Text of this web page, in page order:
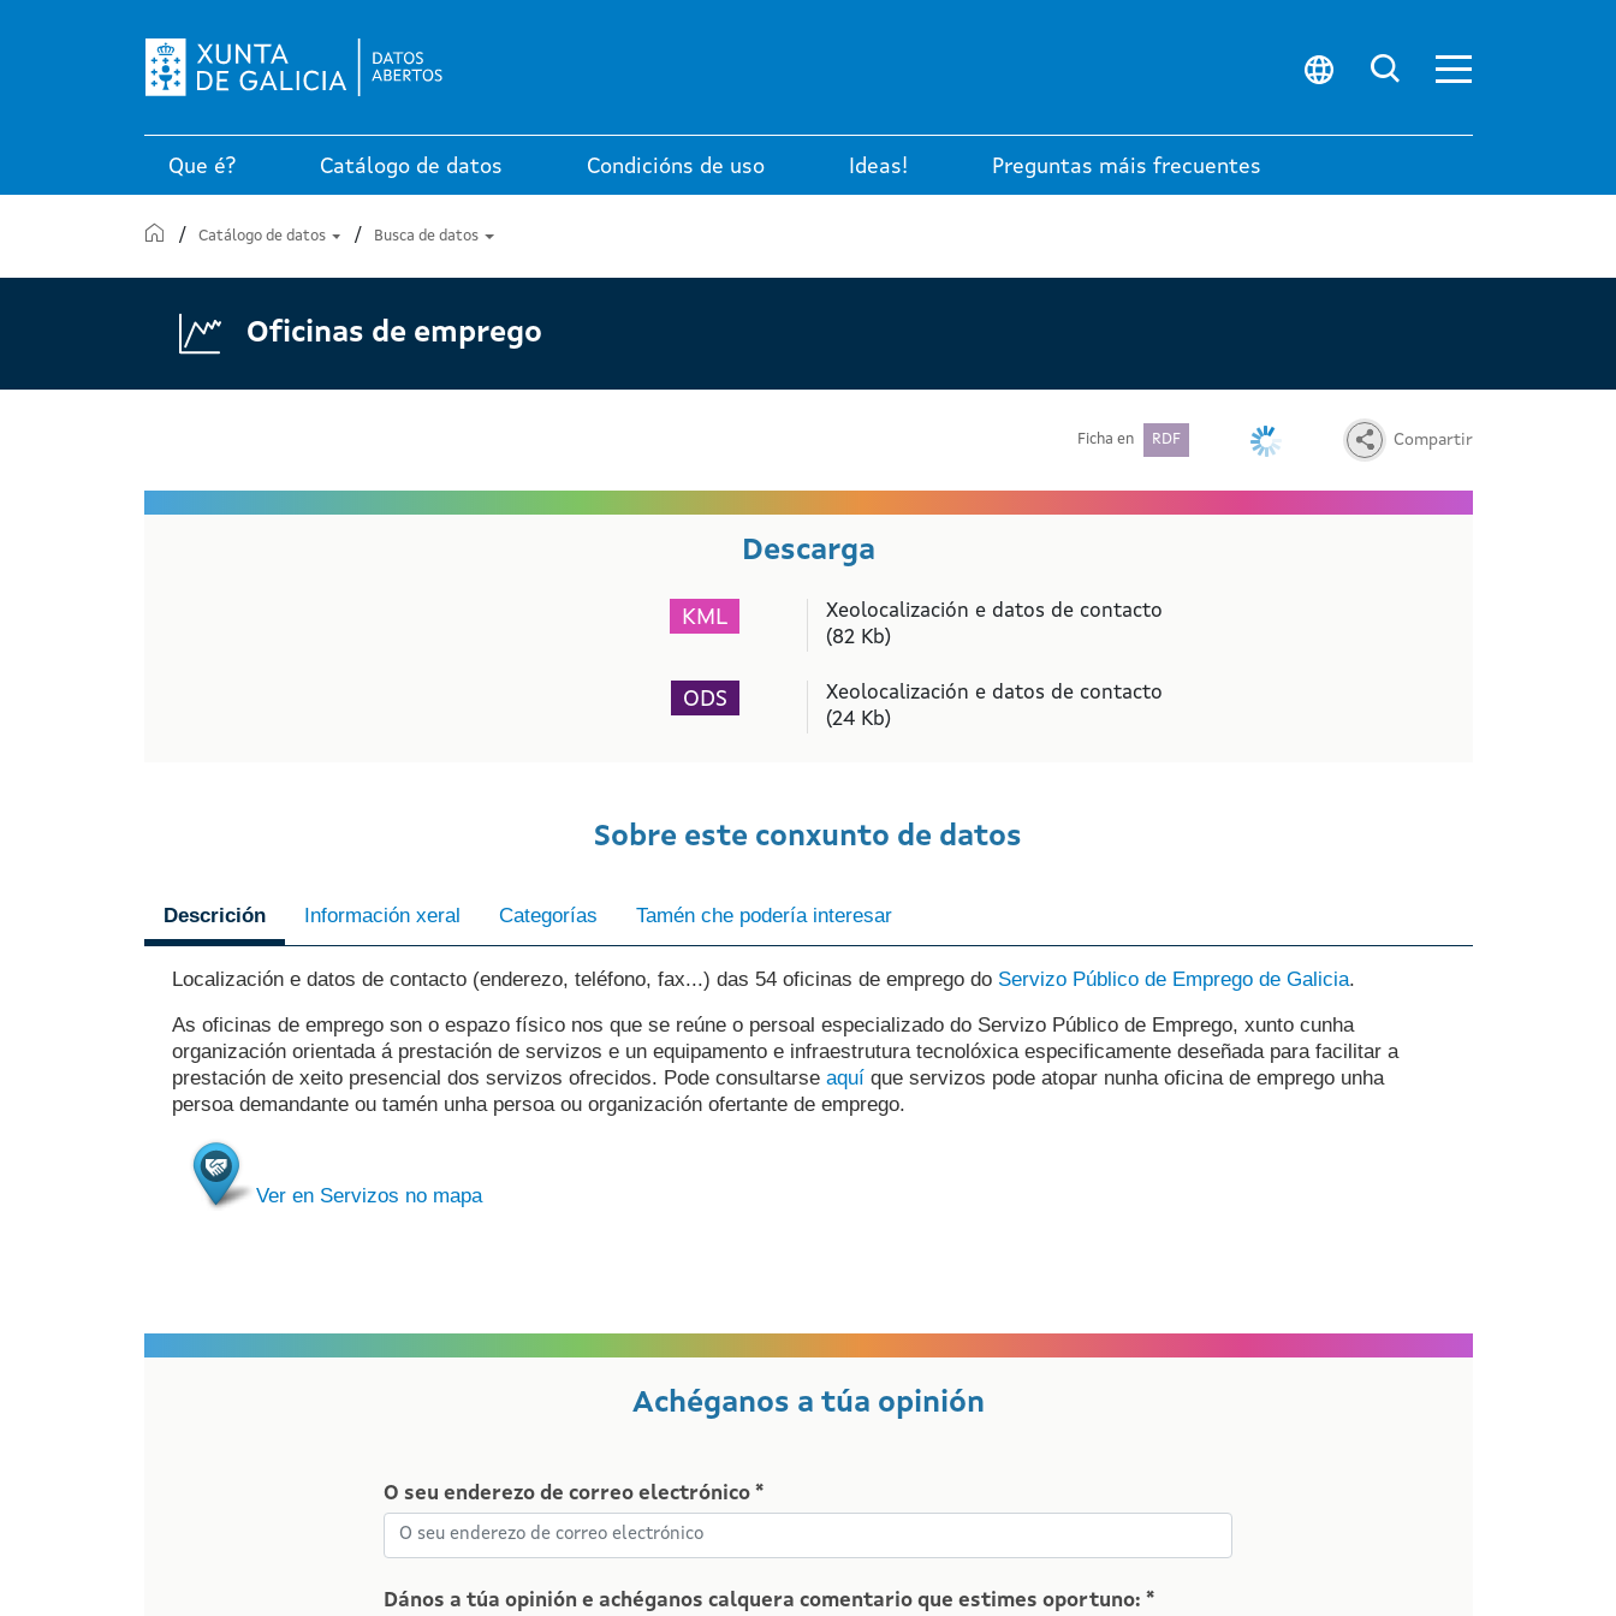
Abrir menú
Que é? Catálogo de datos Condicións de uso Ideas! Preguntas máis frecuentes
InicioCatálogo de datos Busca de datos
Oficinas de emprego
Ficha en RDF Compartir
Descarga
KML
Xeolocalización e datos de contacto
(82 Kb)
ODS
Xeolocalización e datos de contacto
(24 Kb)
Sobre este conxunto de datos
Descrición Tamén che podería interesar
Localización e datos de contacto (enderezo, teléfono, fax...) das 54 oficinas de emprego do Servizo Público de Emprego de Galicia.
As oficinas de emprego son o espazo físico nos que se reúne o persoal especializado do Servizo Público de Emprego, xunto cunha
organización orientada á prestación de servizos e un equipamento e infraestrutura tecnolóxica especificamente deseñada para facilitar a
prestación de xeito presencial dos servizos ofrecidos. Pode consultarseaquíque servizos pode atopar nunha oficina de emprego unha
persoa demandante ou tamén unhapersoa ou organización ofertante de emprego.
Ver en Servizos no mapa
Achéganos a túa opinión
O seu enderezo de correo electrónico *
Dános a túa opinión e achéganos calquera comentario que estimes oportuno: *